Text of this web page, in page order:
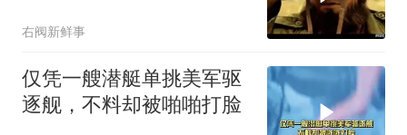
右阀新鲜事
仅凭一艘潜艇单挑美军驱
逐舰，不料却被啪啪打脸